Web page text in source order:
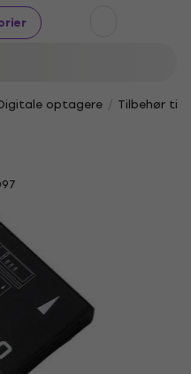
optagere
Tilbehør til